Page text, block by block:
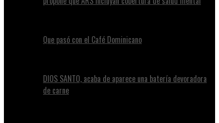
Que pasó con el Café Dominicano
DIOS SANTO, acaba de aparece una batería devoradora
de carne